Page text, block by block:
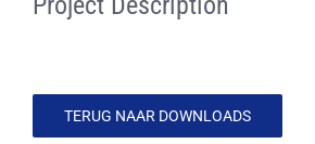
CONTACT
TERUG NAAR DOWNLOADS